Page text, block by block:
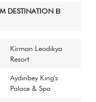
В
Kirman Leodikya
Resort
Aydınbey King's
Palace & Spa